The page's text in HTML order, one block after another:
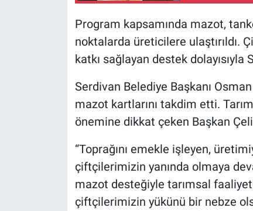
Program kapsamında mazot,
noktalarda üreticilere ulaştırıldı.
katkı sağlayan destek
Serdivan Belediye Başkanı
mazot kartlarını takdim etti.
önemine dikkat çeken Başkan
“Toprağını emekle işleyen,
çiftçilerimizin yanında olmaya
mazot desteğiyle tarımsal
çiftçilerimizin yükünü bir nebze